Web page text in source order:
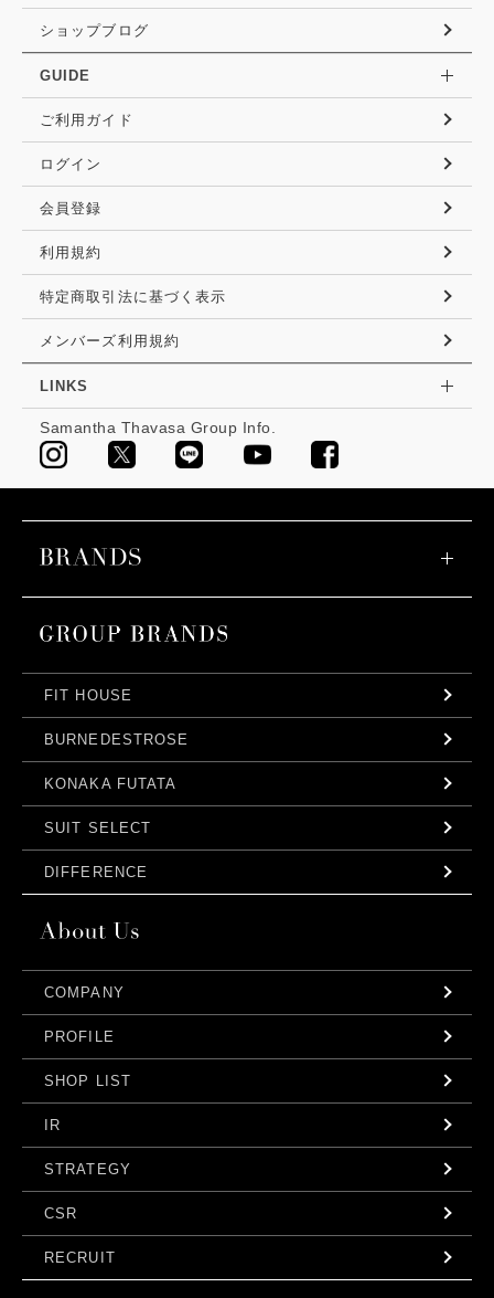
ショップブログ
GUIDE
ご利用ガイド
ログイン
会員登録
利用規約
特定商取引法に基づく表示
メンバーズ利用規約
LINKS
Samantha Thavasa Group Info.
FIT HOUSE
BURNEDESTROSE
KONAKA FUTATA
SUIT SELECT
DIFFERENCE
COMPANY
PROFILE
SHOP LIST
IR
STRATEGY
CSR
RECRUIT